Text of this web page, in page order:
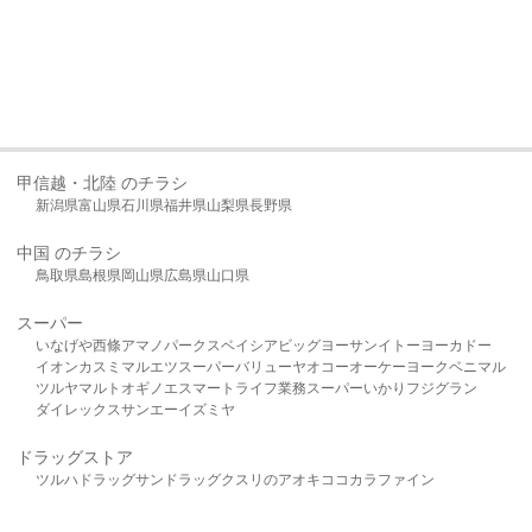
甲信越・北陸 のチラシ
新潟県富山県石川県福井県山梨県長野県
中国 のチラシ
鳥取県島根県岡山県広島県山口県
スーパー
いなげや西條アマノパークスベイシア ビッグヨーサンイトーヨーカドー
イオンカスミ マルエツスーパーバリューヤオコーオーケー ヨークベニマル
ツルヤマルト オギノ エスマート ライフ業務スーパーいかり フジグラン
ダイレックスサンエーイズミヤ
ドラッグストア
ツルハドラッグサンドラッグクスリのアオキ ココカラファイン